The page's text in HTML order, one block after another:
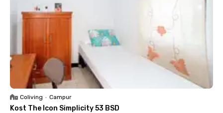
Coliving • Campur
Kost The Icon Simplicity 53 BSD